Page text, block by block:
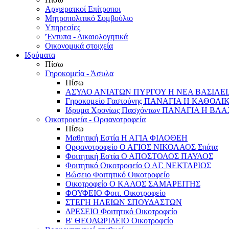
Αρχιερατκοί Επίτροποι
Μητροπολιτικό Συμβούλιο
Υπηρεσίες
'Έντυπα - Δικαιολογητικά
Οικονομικά στοιχεία
Ιδρύματα
Πίσω
Γηροκομεία - Άσυλα
Πίσω
ΑΣΥΛΟ ΑΝΙΑΤΩΝ ΠΥΡΓΟΥ Η ΝΕΑ
Γηροκομείο Γαστούνης ΠΑΝΑΓΙΑ Η
Ιδρυμα Χρονίως Πασχόντων ΠΑΝΑΓΙΑ Η
Οικοτροφεία - Ορφανοτροφεία
Πίσω
Μαθητική Εστία Η ΑΓΙΑ ΦΙΛΟΘΕΗ
Ορφανοτροφείο Ο ΑΓΙΟΣ ΝΙΚΟΛΑΟΣ Σπάτα
Φοιτητική Εστία Ο ΑΠΟΣΤΟΛΟΣ ΠΑΥΛΟΣ
Φοιτητικό Οικοτροφείο Ο ΑΓ. ΝΕΚΤΑΡΙΟΣ
Βώσειο Φοιτητικό Οικοτροφείο
Οικοτροφείο Ο ΚΑΛΟΣ ΣΑΜΑΡΕΙΤΗΣ
ΦΟΥΦΕΙΟ Φοιτ. Οικοτροφείο
ΣΤΕΓΗ ΗΛΕΙΩΝ ΣΠΟΥΔΑΣΤΩΝ
ΔΡΕΣΕΙΟ Φοιτητικό Οικοτροφείο
Β' ΘΕΟΔΩΡΙΔΕΙΟ Οικοτροφείο